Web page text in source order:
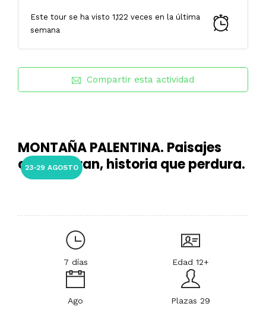
Este tour se ha visto 1,122 veces en la última
semana
Compartir esta actividad
MONTAÑA PALENTINA. Paisajes
que inspiran, historia que perdura.
23-29 AGOSTO
7 días Edad 12+
Ago Plazas 29